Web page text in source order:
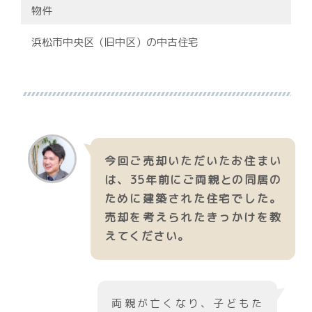
物件
浜松市中央区（旧中区）の中古住宅
今回ご売却いただいたお住まい
は、35年前にご両親との同居の
ために建築された住宅でした。
売却を考えられたきっかけを教
えてください。
両親が亡くなり、子どもた